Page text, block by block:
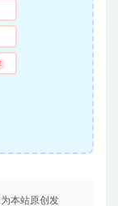
本站原创发